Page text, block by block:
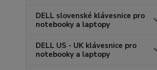
DELL slovenské klávesnice pro
notebooky a laptopy
DELL US - UK klávesnice pro
notebooky a laptopy